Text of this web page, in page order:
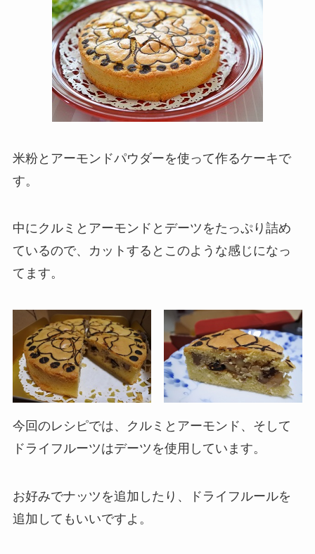
米粉とアーモンドパウダーを使って作るケーキで
す。
中にクルミとアーモンドとデーツをたっぷり詰め
ているので、カットするとこのような感じになっ
てます。
今回のレシピでは、クルミとアーモンド、そして
ドライフルーツはデーツを使用しています。
お好みでナッツを追加したり、ドライフルールを
追加してもいいですよ。